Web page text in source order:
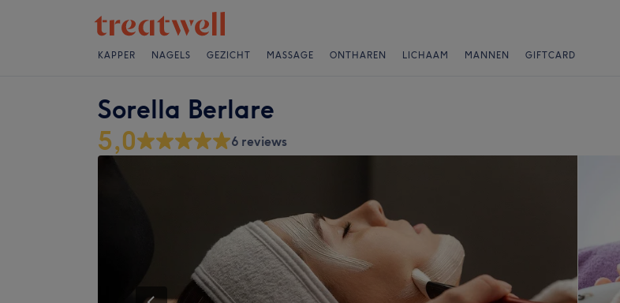
KAPPER NAGELS GEZICHT MASSAGE ONTHAREN LICHAAM MANNEN GIFTCARD
Sorella Berlare
5,0 6 reviews